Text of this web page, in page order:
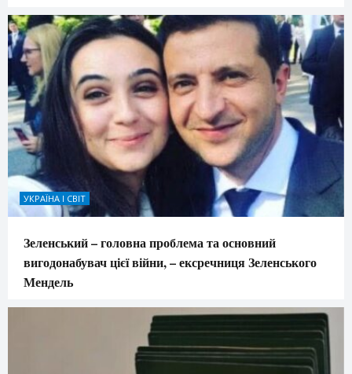
УКРАЇНА І СВІТ
Зеленський – головна проблема та основний
вигодонабувач цієї війни, – ексречниця Зеленського
Мендель